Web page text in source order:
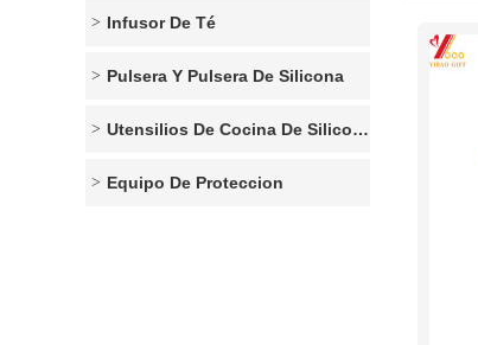
Infusor De Té
Pulsera Y Pulsera De Silicona
Utensilios De Cocina De Silicona
Equipo De Proteccion